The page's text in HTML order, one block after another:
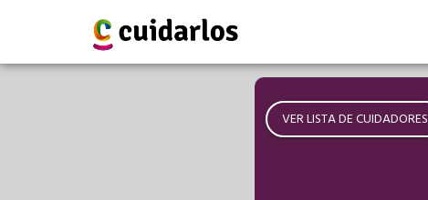
VER LISTA DE CUIDADORES